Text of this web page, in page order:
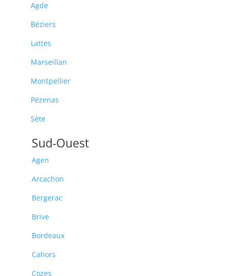
Agde
Béziers
Lattes
Marseillan
Montpellier
Pézenas
Sète
Sud-Ouest
Agen
Arcachon
Bergerac
Brive
Bordeaux
Cahors
Cozes